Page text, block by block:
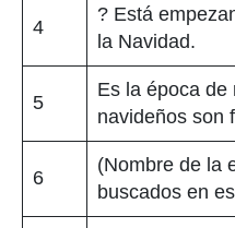
4
? Está
la Navidad.
5
Es la época de
navideños son
6
(Nombre de la
buscados en